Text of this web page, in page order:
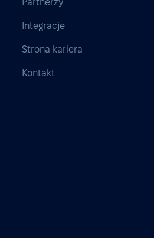
Partnerzy
Integracje
Strona kariera
Kontakt